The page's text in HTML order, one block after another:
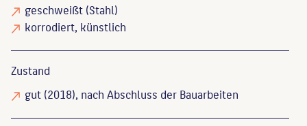
geschweißt(Stahl)
korrodiert, künstlich
Zustand
gut(2018), nach Abschluss der Bauarbeiten